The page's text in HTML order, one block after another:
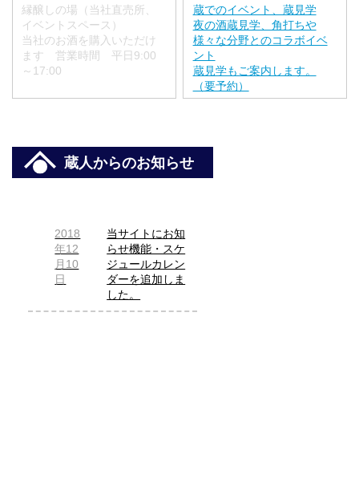
縁醸しの場（当社直売所、
イベントスペース）
当社のお酒を購入いただけ
ます 営業時間 平日9:00
～17:00
蔵でのイベント、蔵見学
夜の酒蔵見学、角打ちや
様々な分野とのコラボイベ
ント
蔵見学もご案内します。
（要予約）
蔵人からのお知らせ
2018
年12
月10
日
当サイトにお知
らせ機能・スケ
ジュールカレン
ダーを追加しま
した。